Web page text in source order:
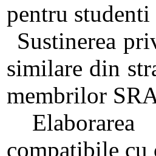
pentru
Sustinerea
similare din
membrilor
compatibile cu